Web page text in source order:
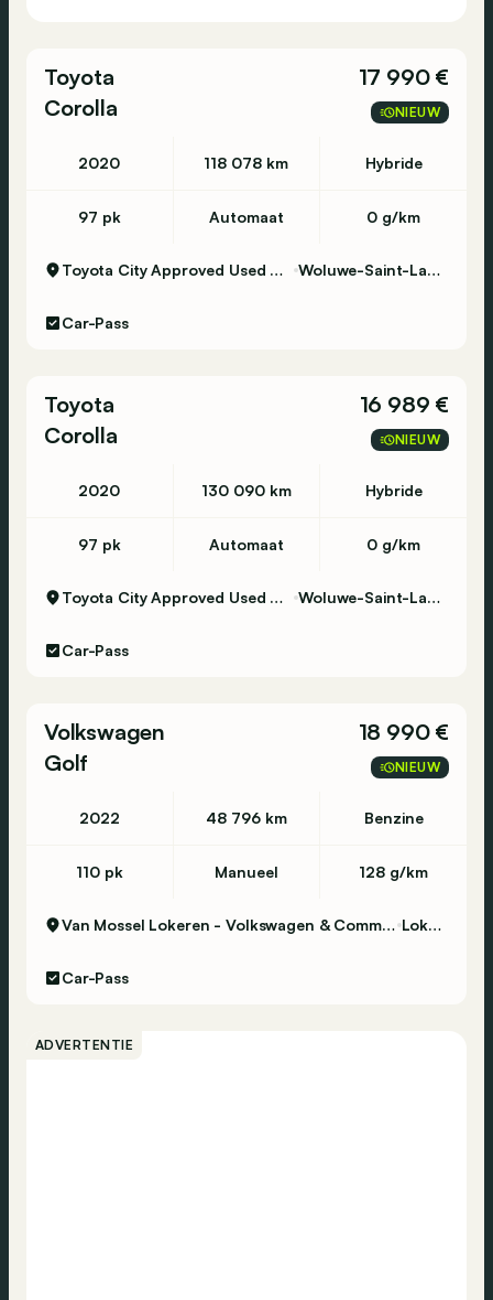
Toyota
Corolla
17 990 €
NIEUW
2020 118 078 km Hybride
97 pk Automaat 0 g/km
Toyota City Approved Used Woluwe Woluwe-Saint-Lambert
Car-Pass
Toyota
Corolla
16 989 €
NIEUW
2020 130 090 km Hybride
97 pk Automaat 0 g/km
Toyota City Approved Used Woluwe Woluwe-Saint-Lambert
Car-Pass
Volkswagen
Golf
18 990 €
NIEUW
2022 48 796 km Benzine
110 pk Manueel 128 g/km
Van Mossel Lokeren - Volkswagen & Commercial Vehicles Lokeren
Car-Pass
ADVERTENTIE